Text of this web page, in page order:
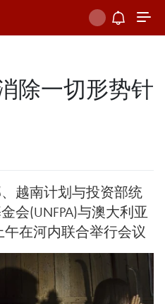
除一切形势针
越南计划与投资部统
会(UNFPA)与澳大利亚
午在河内联合举行会议